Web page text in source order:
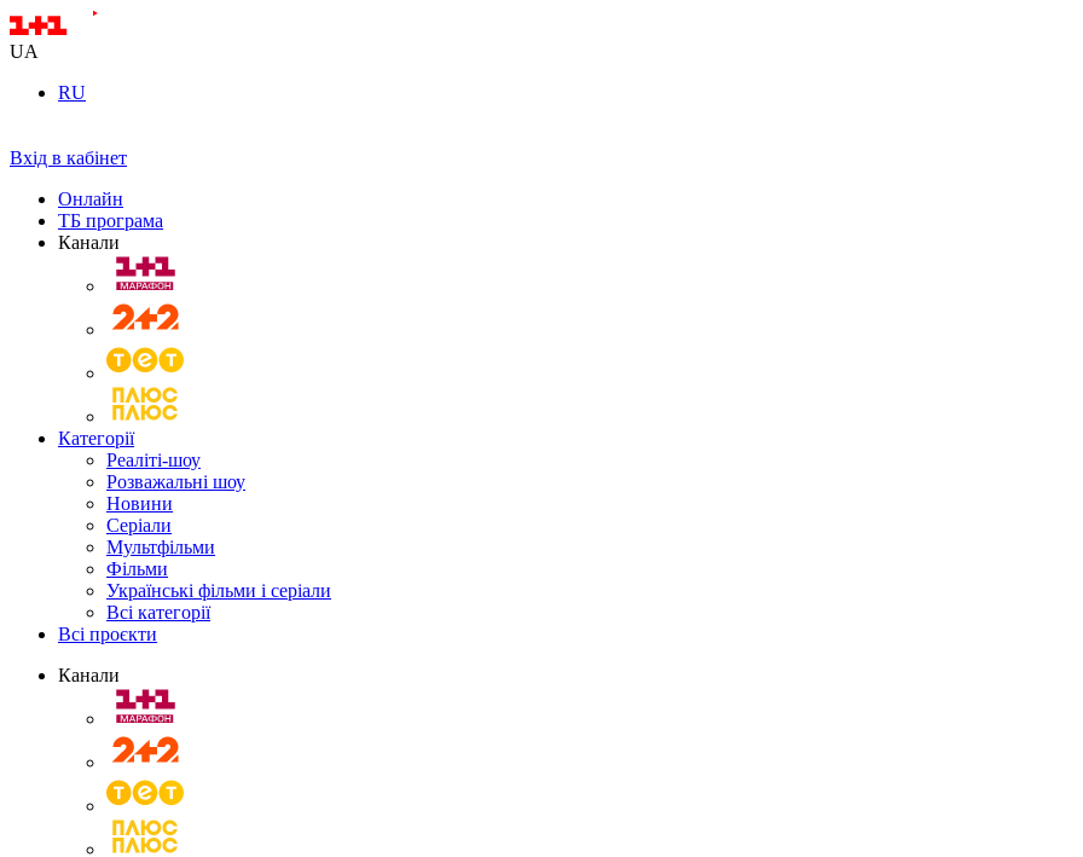
UA
RU
Вхід в кабінет
Онлайн
ТБ програма
Канали
Категорії
Реаліті-шоу
Розважальні шоу
Новини
Серіали
Мультфільми
Фільми
Українські фільми і серіали
Всі категорії
Всі проєкти
Канали